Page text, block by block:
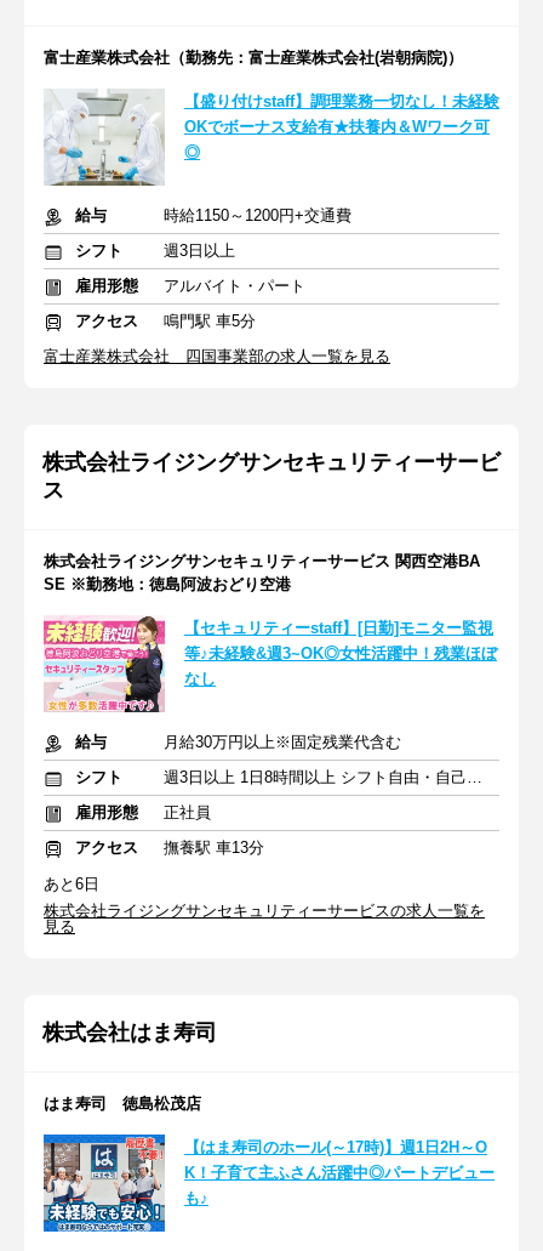
富士産業株式会社（勤務先：富士産業株式会社(岩朝病院)）
【盛り付けstaff】調理業務一切なし！未経験
OKでボーナス支給有★扶養内＆Wワーク可
◎
給与
時給1150～1200円+交通費
シフト
週3日以上
雇用形態
アルバイト・パート
アクセス
鳴門駅 車5分
富士産業株式会社 四国事業部の求人一覧を見る
株式会社ライジングサンセキュリティーサービ
ス
株式会社ライジングサンセキュリティーサービス 関西空港BA
SE ※勤務地：徳島阿波おどり空港
【セキュリティーstaff】[日勤]モニター監視
等♪未経験&週3~OK◎女性活躍中！残業ほぼ
なし
給与
月給30万円以上※固定残業代含む
シフト
週3日以上 1日8時間以上 シフト自由・自己申告
雇用形態
正社員
アクセス
撫養駅 車13分
あと6日
株式会社ライジングサンセキュリティーサービスの求人一覧を
見る
株式会社はま寿司
はま寿司 徳島松茂店
【はま寿司のホール(～17時)】週1日2H～O
K！子育て主ふさん活躍中◎パートデビュー
も♪